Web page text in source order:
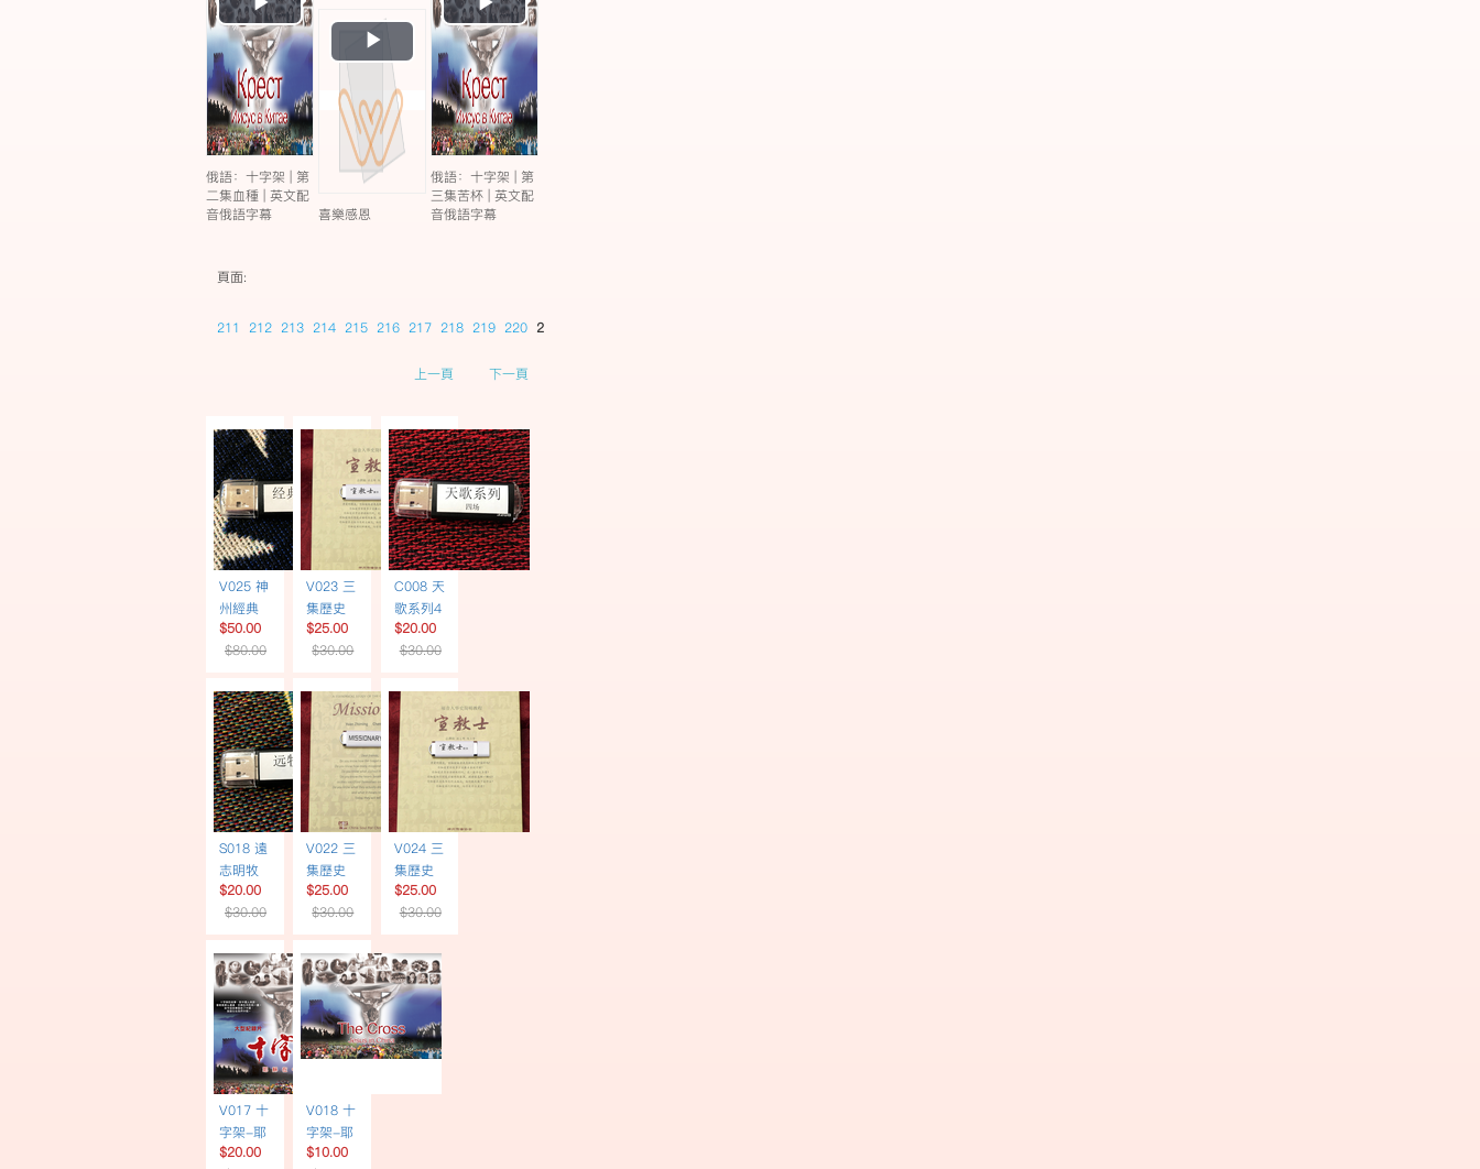
Video
俄語：十字架 | 第
二集血種 | 英文配
音俄語字幕
Play
Video
喜樂感恩
Video
俄語：十字架 | 第
三集苦杯 | 英文配
音俄語字幕
頁面:
211 212 213 214 215 216 217 218 219 220 221
上一頁 下一頁
V025 神
州經典
影視6部
| USB |
音
$50.00
$80.00
V023 三
集歷史
專題片
《宣教
體書
USB繁
體字幕
$25.00
$30.00
C008 天
歌系列4
場 | 音樂
佈道培
$20.00
$30.00
S018 遠
志明牧
師講道
60講 |
$20.00
$30.00
V022 三
集歷史
專題片
《宣教
文書
USB英
文配音
$25.00
$30.00
V024 三
集歷史
專題片
《宣教
體書
USB簡
體字幕
$25.00
$30.00
V017 十
字架-耶
穌在中
$20.00
V018 十
字架-耶
穌在中
$10.00